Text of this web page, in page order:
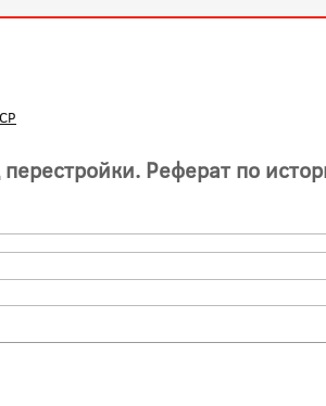
Реферат по